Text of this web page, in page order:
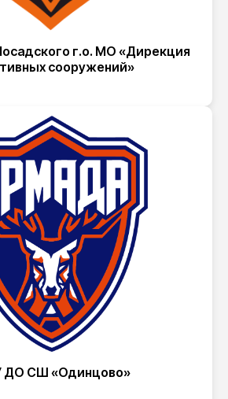
г.о. МО «Дирекция
сооружений»
ДО СШ «Одинцово»